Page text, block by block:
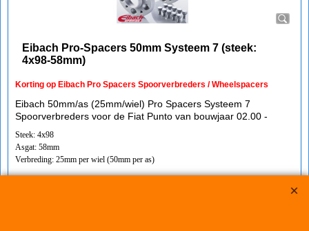
Eibach Pro-Spacers 50mm Systeem 7 (steek:
4x98-58mm)
Korting op Eibach Pro Spacers Spoorverbreders / Wheelspacers
Eibach 50mm/as (25mm/wiel) Pro Spacers Systeem 7
Spoorverbreders voor de Fiat Punto van bouwjaar 02.00 -
Steek: 4x98
Asgat: 58mm
Verbreding: 25mm per wiel (50mm per as)